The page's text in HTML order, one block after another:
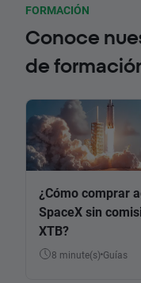
FORMACIÓN
Conoce
de
¿Cómo comprar
SpaceX sin
XTB?
8 minute(s) Guías